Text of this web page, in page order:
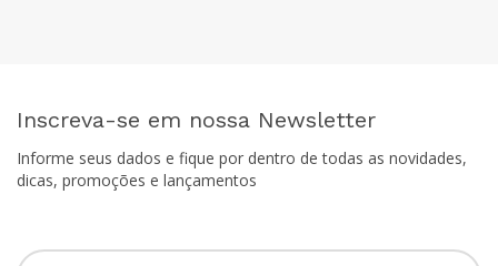
Inscreva-se em nossa Newsletter
Informe seus dados e fique por dentro de todas as novidades,
dicas, promoções e lançamentos